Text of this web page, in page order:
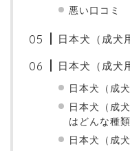
悪い口コミ
日本犬（成犬
日本犬（成犬
日本犬（成
日本犬（成
はどんな種
日本犬（成